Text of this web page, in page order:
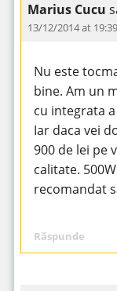
Marius Cucu
13/12/2014 at 19:39
Nu este
bine. Am un
cu integrata
Iar daca vei
900 de lei pe
calitate.
recomandat
Răspunde